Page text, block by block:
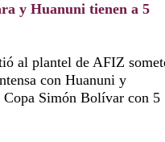
y Huanuni tienen a 5
al plantel de AFIZ
con Huanuni y
Copa Simón Bolívar con 5